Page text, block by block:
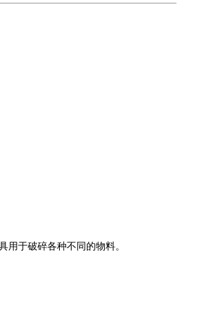
用于破碎各种不同的物料。